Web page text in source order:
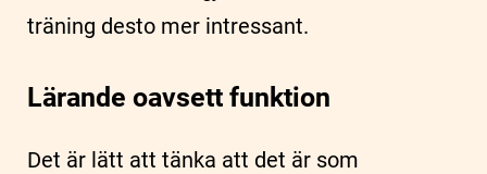
träning desto mer intressant.
Lärande oavsett funktion
Det är lätt att tänka att det är som